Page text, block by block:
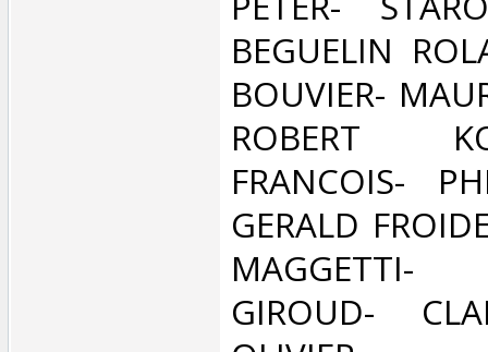
BEGUELIN
BOUVIER-
ROBERT
FRANCOIS-
GERALD
GIROUD-